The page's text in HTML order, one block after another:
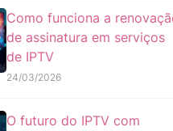
Como funciona a
de assinatura em serviços
de IPTV
24/03/2026
O futuro do IPTV com